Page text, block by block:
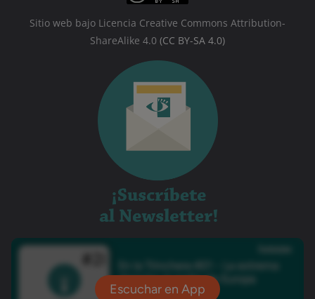
Sitio web bajo Licencia Creative Commons Attribution-
ShareAlike 4.0 (CC BY-SA 4.0)